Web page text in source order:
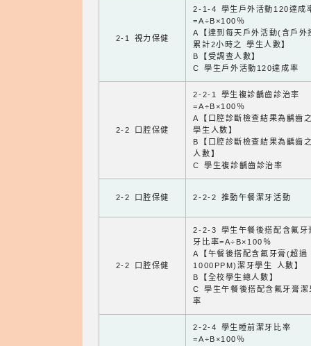
2-1 視力保健
2-1-4 學生戶外活動120達成
=A÷B×100％
A【達到每天戶外活動(含戶外
累計2小時之 學生人數】
B【受調查人數】
C 學生戶外活動120達成率
2-2 口腔保健
2-2-1 學生複診齲齒診治率
=A÷B×100％
A【口腔診斷檢查結果為齲齒
學生人數】
B【口腔診斷檢查結果為齲齒
人數】
C 學生複診齲齒診治率
2-2 口腔保健 2-2-2 推動午餐潔牙活動
2-2 口腔保健
2-2-3 學生午餐後搭配含氟牙
牙比率=A÷B×100％
A【午餐後搭配含氟牙膏(超過
1000PPM)潔牙學生 人數】
B【全校學生總人數】
C 學生午餐後搭配含氟牙膏潔
率
2-2-4 學生睡前潔牙比率
=A÷B×100％